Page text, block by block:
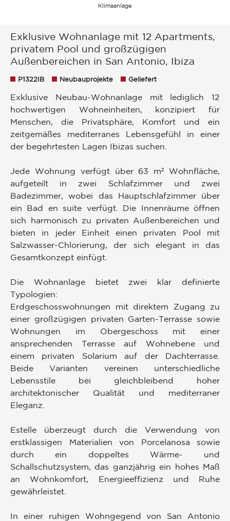
Klimaanlage
Exklusive Wohnanlage mit 12 Apartments,
privatem Pool und großzügigen
Außenbereichen in San Antonio, Ibiza
P1322IB Neubauprojekte Geliefert
Exklusive Neubau-Wohnanlage mit lediglich 12
hochwertigen Wohneinheiten, konzipiert für
Menschen, die Privatsphäre, Komfort und ein
zeitgemäßes mediterranes Lebensgefühl in einer
der begehrtesten Lagen Ibizas suchen.
Jede Wohnung verfügt über 63 m² Wohnfläche,
aufgeteilt in zwei Schlafzimmer und zwei
Badezimmer, wobei das Hauptschlafzimmer über
ein Bad en suite verfügt. Die Innenräume öffnen
sich harmonisch zu privaten Außenbereichen und
bieten in jeder Einheit einen privaten Pool mit
Salzwasser-Chlorierung, der sich elegant in das
Gesamtkonzept einfügt.
Die Wohnanlage bietet zwei klar definierte
Typologien:
Erdgeschosswohnungen mit direktem Zugang zu
einer großzügigen privaten Garten-Terrasse sowie
Wohnungen im Obergeschoss mit einer
ansprechenden Terrasse auf Wohnebene und
einem privaten Solarium auf der Dachterrasse.
Beide Varianten vereinen unterschiedliche
Lebensstile bei gleichbleibend hoher
architektonischer Qualität und mediterraner
Eleganz.
Estelle überzeugt durch die Verwendung von
erstklassigen Materialien von Porcelanosa sowie
durch ein doppeltes Wärme- und
Schallschutzsystem, das ganzjährig ein hohes Maß
an Wohnkomfort, Energieeffizienz und Ruhe
gewährleistet.
In einer ruhigen Wohngegend von San Antonio